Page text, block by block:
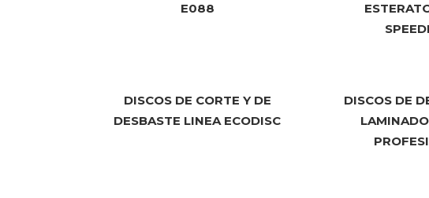
E088
DISCOS DE CORTE Y DE
DESBASTE LINEA ECODISC
DISCOS DE